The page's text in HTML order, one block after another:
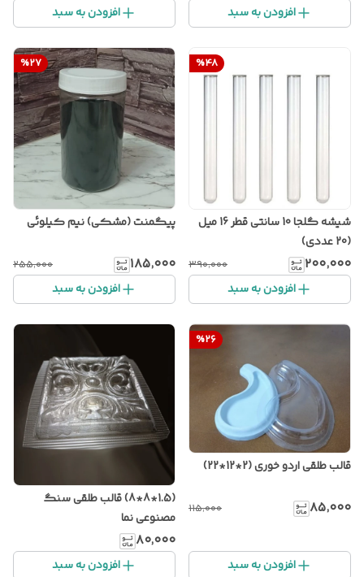
افزودن به سبد افزودن به سبد
%48
شیشه گلجا 10 سانتی قطر 16 میل
(20 عددی)
۲۰۰٬۰۰۰ ۳۹۰٬۰۰۰
افزودن به سبد
%27
پیگمنت (مشکی) نیم کیلوئی
۱۸۵٬۰۰۰ ۲۵۵٬۰۰۰
افزودن به سبد
%26
قالب طلقی اردو خوری (2*12*22)
۸۵٬۰۰۰ ۱۱۵٬۰۰۰
افزودن به سبد
(1.5*8*8) قالب طلقی سنگ
مصنوعی نما
۸۰٬۰۰۰
افزودن به سبد